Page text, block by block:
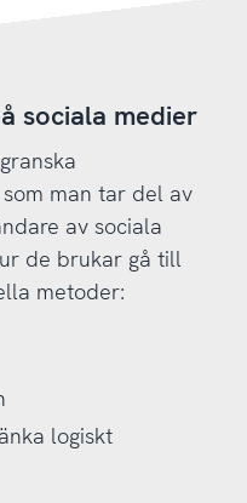
sociala medier
man tar del av
av sociala
de brukar gå till
metoder:
logiskt